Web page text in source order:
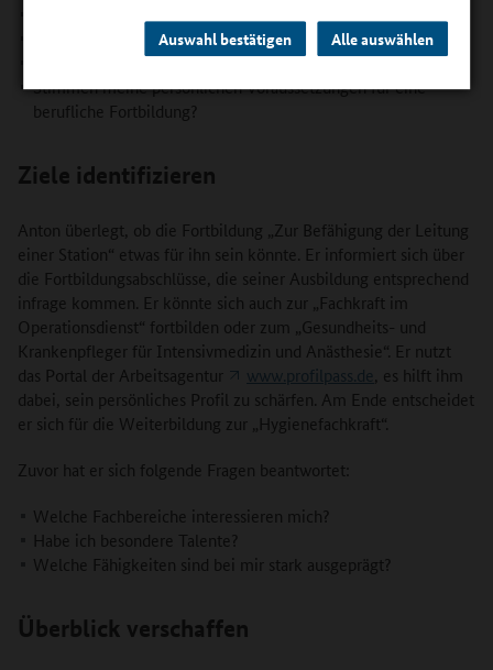
Auswahl bestätigen Alle auswählen
Möchte ich ein höheres Gehalt?
Will ich mich beruflich weiterentwickeln?
Stimmen meine persönlichen Voraussetzungen für eine
berufliche Fortbildung?
Ziele identifizieren
Anton überlegt, ob die Fortbildung „Zur Befähigung der Leitung
einer Station“ etwas für ihn sein könnte. Er informiert sich über
die Fortbildungsabschlüsse, die seiner Ausbildung entsprechend
infrage kommen. Er könnte sich auch zur „Fachkraft im
Operationsdienst“ fortbilden oder zum „Gesundheits- und
Krankenpfleger für Intensivmedizin und Anästhesie“. Er nutzt
das Portal der Arbeitsagentur
www.profilpass.de , es hilft ihm
dabei, sein persönliches Profil zu schärfen. Am Ende entscheidet
er sich für die Weiterbildung zur „Hygienefachkraft“.
Zuvor hat er sich folgende Fragen beantwortet:
Welche Fachbereiche interessieren mich?
Habe ich besondere Talente?
Welche Fähigkeiten sind bei mir stark ausgeprägt?
Überblick verschaffen